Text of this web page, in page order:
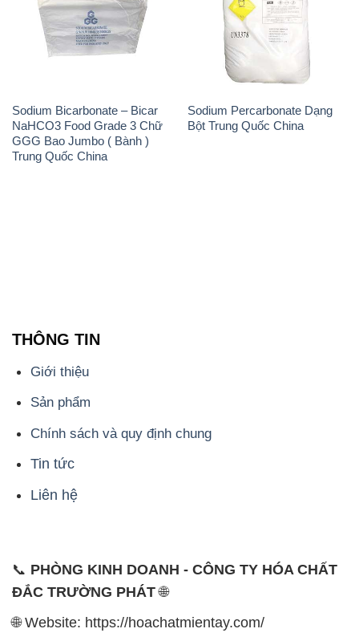
Sodium Bicarbonate – Bicar
NaHCO3 Food Grade 3 Chữ
GGG Bao Jumbo ( Bành )
Trung Quốc China
Sodium Percarbonate Dạng
Bột Trung Quốc China
THÔNG TIN
Giới thiệu
Sản phẩm
Chính sách và quy định chung
Tin tức
Liên hệ
📞 PHÒNG KINH DOANH - CÔNG TY HÓA CHẤT
ĐẮC TRƯỜNG PHÁT🌐
🌐 Website: https://hoachatmientay.com/